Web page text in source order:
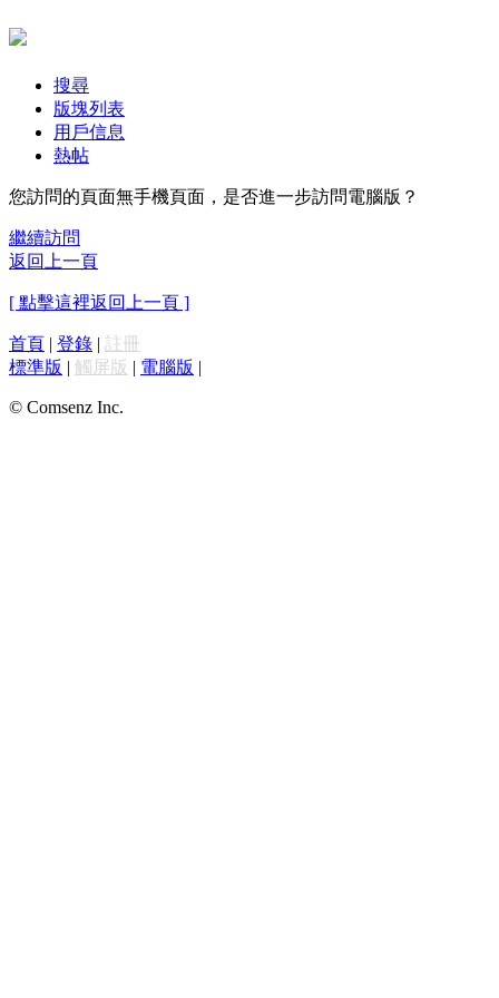
搜尋
版塊列表
用戶信息
熱帖
您訪問的頁面無手機頁面，是否進一步訪問電腦版？
繼續訪問
返回上一頁
[ 點擊這裡返回上一頁 ]
首頁 | 登錄 | 註冊
標準版 | 觸屏版 | 電腦版 |
© Comsenz Inc.